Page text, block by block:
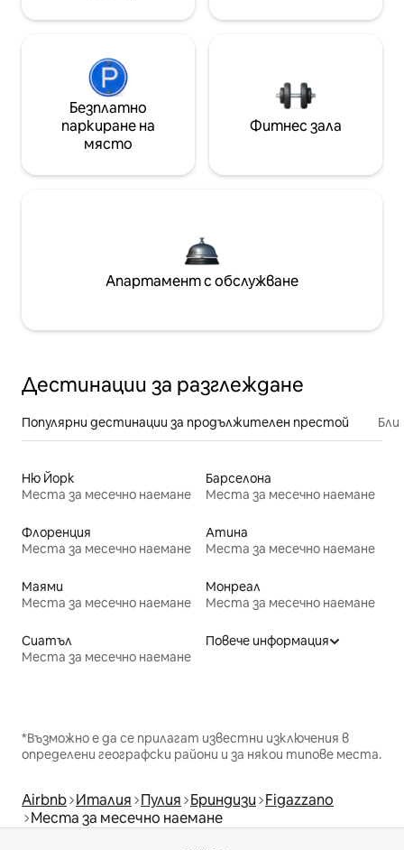
Безплатно
паркиране на
място
Фитнес зала
Апартамент с обслужване
Дестинации за разглеждане
Популярни дестинации за продължителен престой
Ню Йорк
Места за месечно наемане
Барселона
Места за месечно наемане
Флоренция
Места за месечно наемане
Атина
Места за месечно наемане
Маями
Места за месечно наемане
Монреал
Места за месечно наемане
Сиатъл
Места за месечно наемане
Повече информация
*Възможно е да се прилагат известни изключения в
определени географски райони и за някои типове места.
Airbnb Италия Пулия Бриндизи Figazzano
Места за месечно наемане